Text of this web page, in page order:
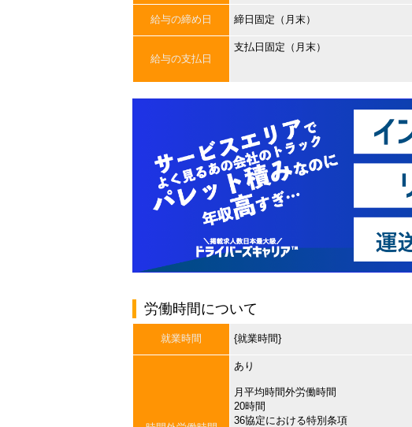
給与の締め日 締日固定（月末）
給与の支払日
支払日固定（月末）
労働時間について
就業時間 {就業時間}
あり
月平均時間外労働時間
20時間
36協定における特別条項